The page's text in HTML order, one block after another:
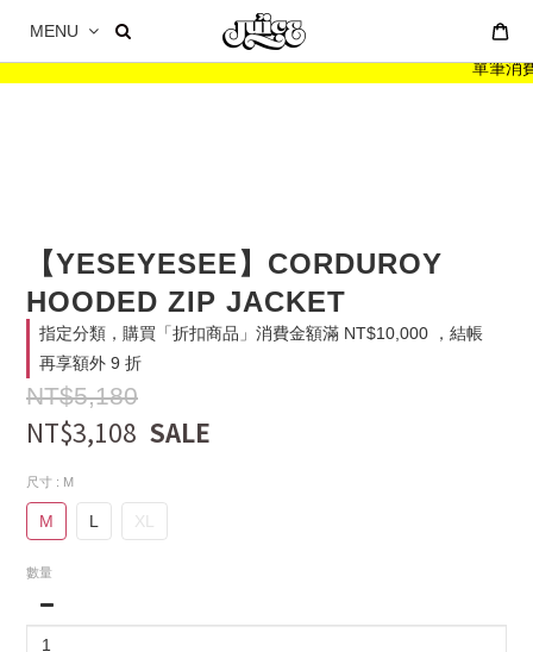
單筆消費
MENU
【YESEYESEE】CORDUROY
HOODED ZIP JACKET
指定分類，購買「折扣商品」消費金額滿 NT$10,000 ，結帳
再享額外 9 折
NT$5,180
NT$3,108
尺寸 : M
M L XL
數量